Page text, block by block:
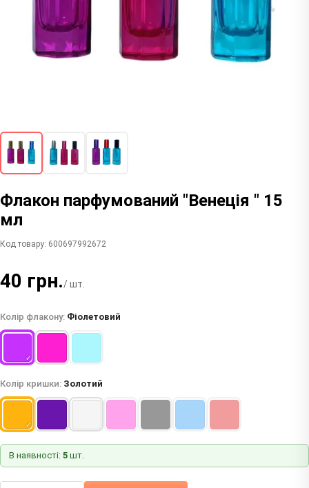
Флакон парфумований "Венеція " 15
мл
Код товару: 600697992672
40 грн./ шт.
Колір флакону: Фіолетовий
Колір кришки: Золотий
В наявності: 5 шт.